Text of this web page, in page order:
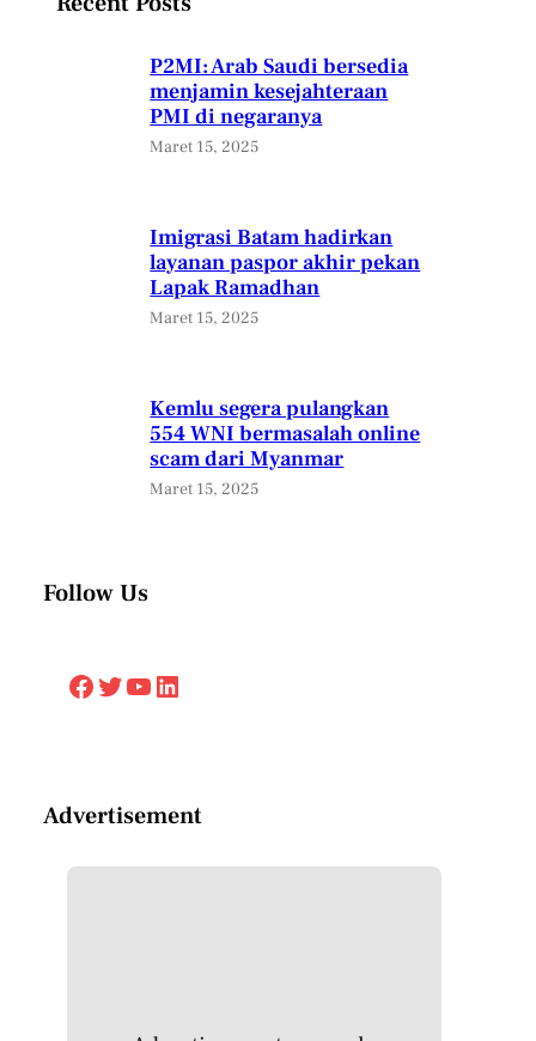
P2MI: Arab Saudi bersedia
menjamin kesejahteraan
PMI di negaranya
Maret 15, 2025
Imigrasi Batam hadirkan
layanan paspor akhir pekan
Lapak Ramadhan
Maret 15, 2025
Kemlu segera pulangkan
554 WNI bermasalah online
scam dari Myanmar
Maret 15, 2025
Follow Us
Facebook Twitter YouTube LinkedIn
Advertisement